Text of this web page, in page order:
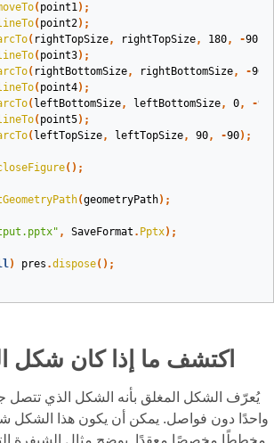
( point1);
( point2);
( rightTopSize, rightTopSize, 180, -90
( point3);
( rightBottomSize, rightBottomSize, -90
( point4);
( leftBottomSize, leftBottomSize, 0, -90
( point5);
( leftTopSize, leftTopSize, 90, -90);
();
(geometryPath);
, SaveFormat . Pptx);
) pres .dispose();
اكتشف ما إذا كان شكل
يُعرّف الشكل المغلق بأنه الشكل الذي تتصل
واحدًا دون فواصل. يمكن أن يكون هذا الشكل